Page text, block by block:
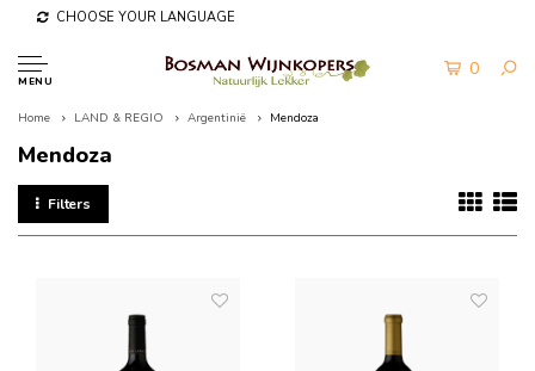
CHOOSE YOUR LANGUAGE
MENU
0
Home LAND & REGIO Argentinië Mendoza
Mendoza
Filters